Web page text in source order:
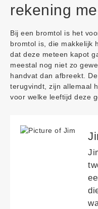
rekening
Bij een bromtol is het
bromtol is, die makkelijk
dat deze meteen kapot
meestal nog niet zo
handvat dan afbreekt.
terugvindt, zijn allemaal
voor welke leeftijd deze